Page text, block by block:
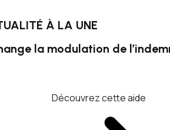
À LA UNE
la modulation de
Découvrez cette aide